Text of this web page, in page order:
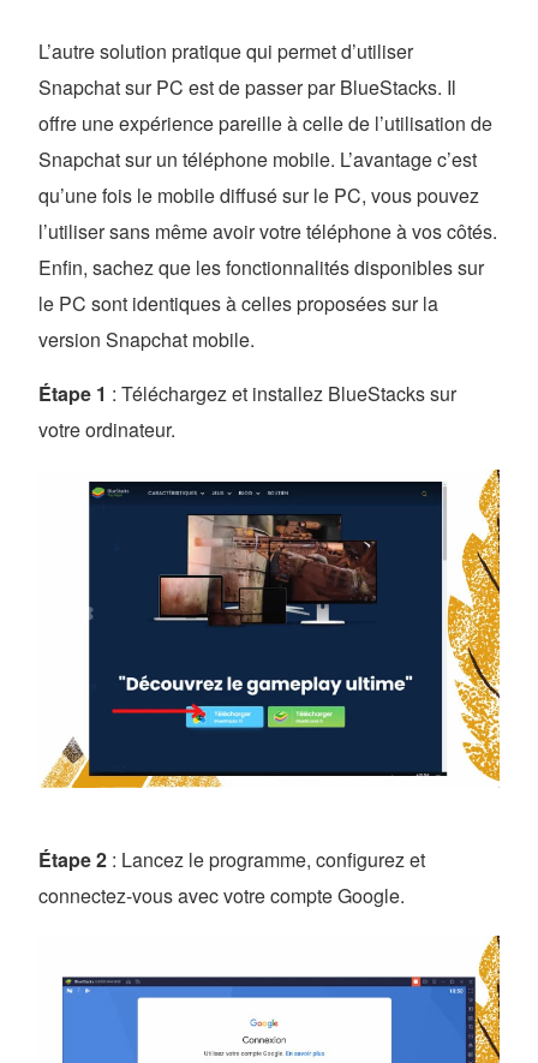
L’autre solution pratique qui permet d’utiliser
Snapchat sur PC est de passer par BlueStacks. Il
offre une expérience pareille à celle de l’utilisation de
Snapchat sur un téléphone mobile. L’avantage c’est
qu’une fois le mobile diffusé sur le PC, vous pouvez
l’utiliser sans même avoir votre téléphone à vos côtés.
Enfin, sachez que les fonctionnalités disponibles sur
le PC sont identiques à celles proposées sur la
version Snapchat mobile.
Étape 1 : Téléchargez et installez BlueStacks sur
votre ordinateur.
Étape 2 : Lancez le programme, configurez et
connectez-vous avec votre compte Google.